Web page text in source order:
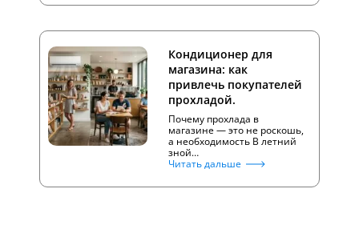
Кондиционер для
магазина: как
привлечь покупателей
прохладой.
Почему прохлада в
магазине — это не роскошь,
а необходимость В летний
зной…
Читать дальше